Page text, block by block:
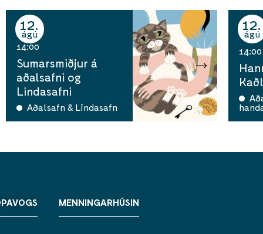
12
ágú
14:00
Sumarsmiðjur á
aðalsafni og
Lindasafni
Aðalsafn & Lindasafn
12
ágú
14:00
MENNINGARHÚSIN